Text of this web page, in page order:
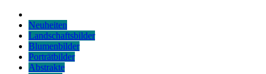
Neuheiten
Landschaftsbilder
Blumenbilder
Porträtbilder
Abstrakte